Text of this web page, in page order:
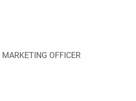
OFFICER